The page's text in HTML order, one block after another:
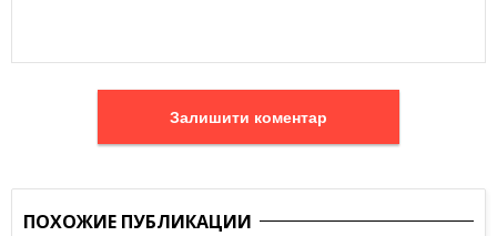
Залишити коментар
ПОХОЖИЕ ПУБЛИКАЦИИ